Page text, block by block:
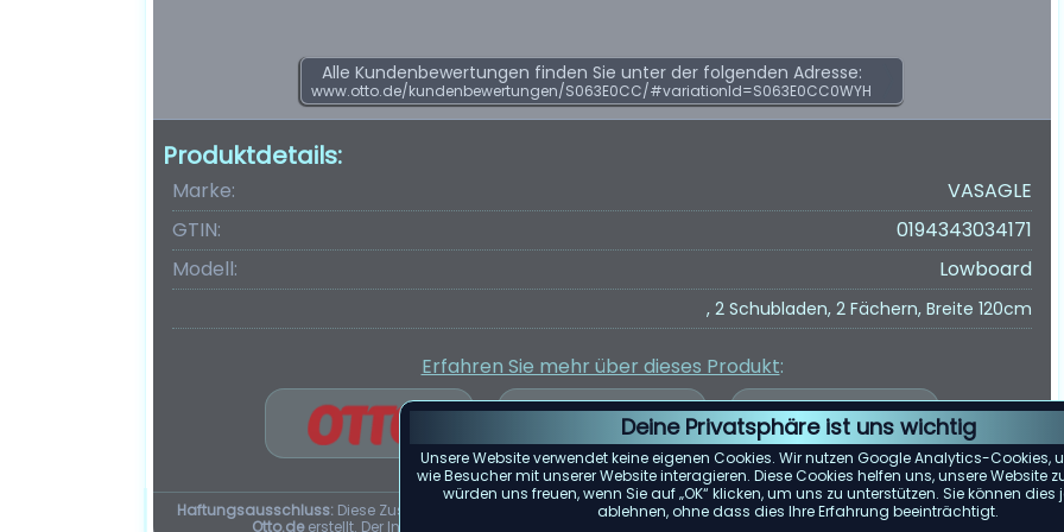
Deine Privatsphäre ist uns wichtig
Unsere Website verwendet keine eigenen Cookies. Wir nutzen Google Analytics-Cookies,
wie Besucher mit unserer Website interagieren. Diese Cookies helfen uns, unsere Website
würden uns freuen, wenn Sie auf „OK“ klicken, um uns zu unterstützen. Sie können
ablehnen, ohne dass dies Ihre Erfahrung beeinträchtigt.
Alle Kundenbewertungen finden Sie unter der folgenden Adresse:
www.otto.de/kundenbewertungen/S063E0CC/#variationId=S063E0CC0WYH
Produktdetails:
Marke:
VASAGLE
GTIN:
0194343034171
Modell:
Lowboard
, 2 Schubladen, 2 Fächern, Breite 120cm
Erfahren Sie mehr über dieses Produkt:
Haftungsausschluss:Diese Zusammenfassung der Kundenbewertungen wurde auf Grundlage von Bewertungen von
Otto.deerstellt. Der Inhalt dieser Seite spiegelt die zum 15.05.2025 verfügbaren Bewertungen wider.